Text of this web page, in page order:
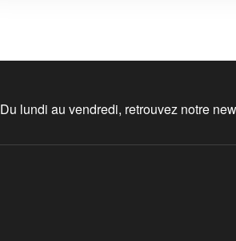
Du lundi au vendredi, retrouvez notre